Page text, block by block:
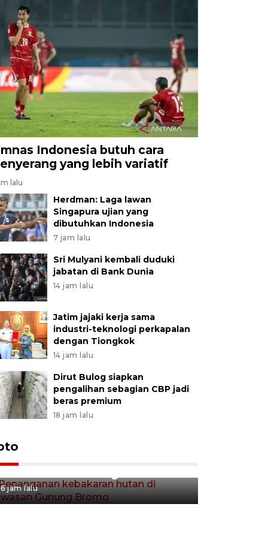
Indonesia butuh cara
yang lebih variatif
lalu
Herdman: Laga lawan
Singapura ujian yang
dibutuhkan Indonesia
7 jam lalu
Sri Mulyani kembali duduki
jabatan di Bank Dunia
14 jam lalu
Jatim jajaki kerja sama
industri-teknologi perkapalan
dengan Tiongkok
14 jam lalu
Dirut Bulog siapkan
pengalihan sebagian CBP jadi
beras premium
18 jam lalu
Penanganan kebakaran hutan
6 jam lalu